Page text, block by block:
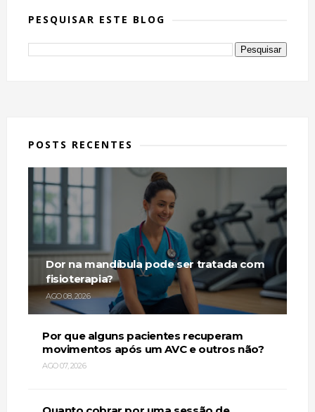
PESQUISAR ESTE BLOG
POSTS RECENTES
Dor na mandíbula pode ser tratada com
fisioterapia?
AGO 08, 2026
Por que alguns pacientes recuperam
movimentos após um AVC e outros não?
AGO 07, 2026